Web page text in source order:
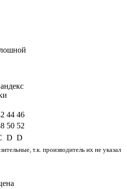
44 46
50 52
D D
т.к. производитель их не указал